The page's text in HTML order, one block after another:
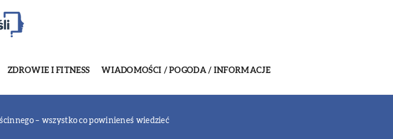
ZDROWIE I FITNESS WIADOMOŚCI / POGODA / INFORMACJE
– wszystko co powinieneś wiedzieć